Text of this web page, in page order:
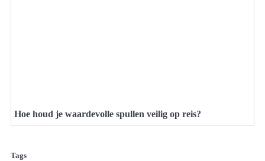
Hoe houd je waardevolle spullen veilig op reis?
Tags